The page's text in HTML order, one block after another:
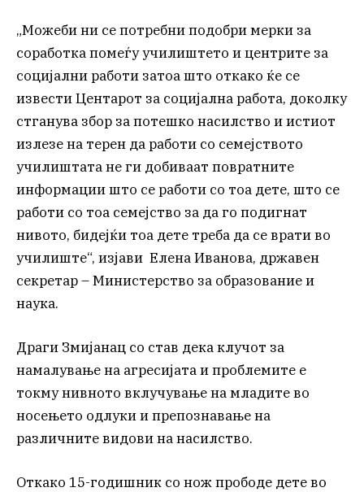
„Можеби ни се потребни подобри мерки за
соработка помеѓу училиштето и центрите за
социјални работи затоа што откако ќе се
извести Центарот за социјална работа, доколку
стганува збор за потешко насилство и истиот
излезе на терен да работи со семејството
училиштата не ги добиваат повратните
информации што се работи со тоа дете, што се
работи со тоа семејство за да го подигнат
нивото, бидејќи тоа дете треба да се врати во
училиште“, изјави Елена Иванова, државен
секретар – Министерство за образование и
наука.
Драги Змијанац со став дека клучот за
намалување на агресијата и проблемите е
токму нивното вклучување на младите во
носењето одлуки и препознавање на
различните видови на насилство.
Откако 15-годишник со нож прободе дете во